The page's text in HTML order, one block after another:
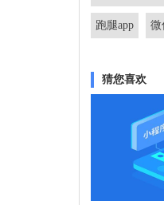
跑腿app 微
猜您喜欢